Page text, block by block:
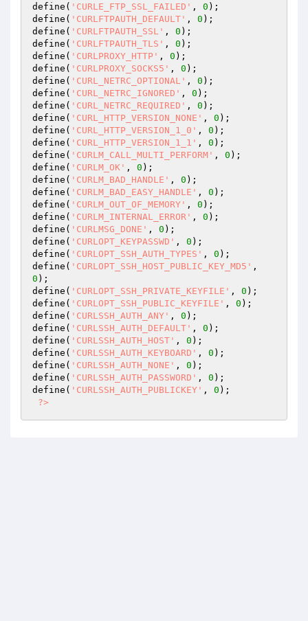
define( 'CURLE_FTP_SSL_FAILED' , 0 );
define( 'CURLFTPAUTH_DEFAULT' , 0 );
define( 'CURLFTPAUTH_SSL' , 0 );
define( 'CURLFTPAUTH_TLS' , 0 );
define( 'CURLPROXY_HTTP' , 0 );
define( 'CURLPROXY_SOCKS5' , 0 );
define( 'CURL_NETRC_OPTIONAL' , 0 );
define( 'CURL_NETRC_IGNORED' , 0 );
define( 'CURL_NETRC_REQUIRED' , 0 );
define( 'CURL_HTTP_VERSION_NONE' , 0 );
define( 'CURL_HTTP_VERSION_1_0' , 0 );
define( 'CURL_HTTP_VERSION_1_1' , 0 );
define( 'CURLM_CALL_MULTI_PERFORM' , 0 );
define( 'CURLM_OK' , 0 );
define( 'CURLM_BAD_HANDLE' , 0 );
define( 'CURLM_BAD_EASY_HANDLE' , 0 );
define( 'CURLM_OUT_OF_MEMORY' , 0 );
define( 'CURLM_INTERNAL_ERROR' , 0 );
define( 'CURLMSG_DONE' , 0 );
define( 'CURLOPT_KEYPASSWD' , 0 );
define( 'CURLOPT_SSH_AUTH_TYPES' , 0 );
define( 'CURLOPT_SSH_HOST_PUBLIC_KEY_MD5'
0 );
define( 'CURLOPT_SSH_PRIVATE_KEYFILE' , 0 );
define( 'CURLOPT_SSH_PUBLIC_KEYFILE' , 0 );
define( 'CURLSSH_AUTH_ANY' , 0 );
define( 'CURLSSH_AUTH_DEFAULT' , 0 );
define( 'CURLSSH_AUTH_HOST' , 0 );
define( 'CURLSSH_AUTH_KEYBOARD' , 0 );
define( 'CURLSSH_AUTH_NONE' , 0 );
define( 'CURLSSH_AUTH_PASSWORD' , 0 );
define( 'CURLSSH_AUTH_PUBLICKEY' , 0 );
?>